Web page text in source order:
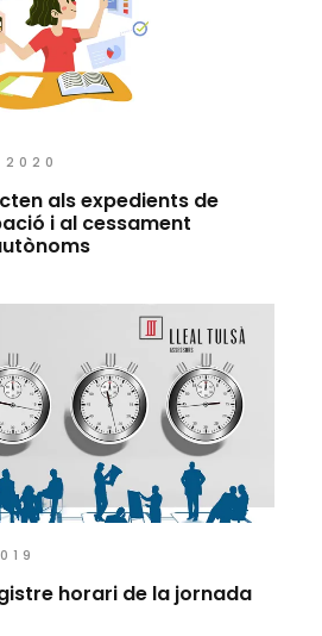
2020
als expedients de
i al cessament
horari de la jornada